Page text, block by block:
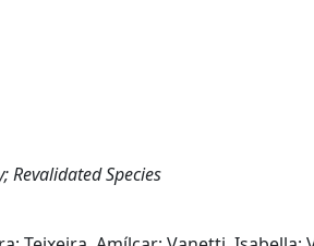
Revalidated Species